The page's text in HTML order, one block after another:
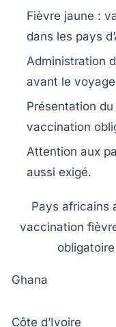
Fièvre jaune :
dans les pays
Administration
avant le
Présentation
vaccination
Attention aux
aussi exigé.
Pays africains
vaccination
obligatoire
Ghana
Côte d’Ivoire